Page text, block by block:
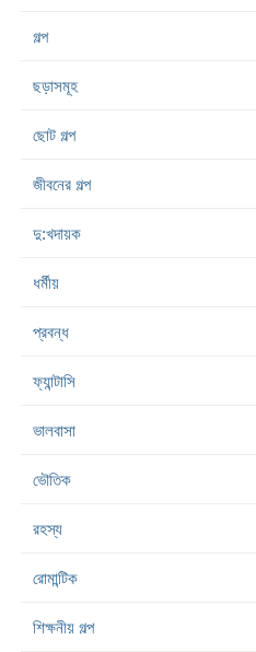
গল্প
ছড়াসমূহ
ছোট গল্প
জীবনের গল্প
দু:খদায়ক
ধর্মীয়
প্রবন্ধ
ফ্যান্টাসি
ভালবাসা
ভৌতিক
রহস্য
রোমান্টিক
শিক্ষনীয় গল্প